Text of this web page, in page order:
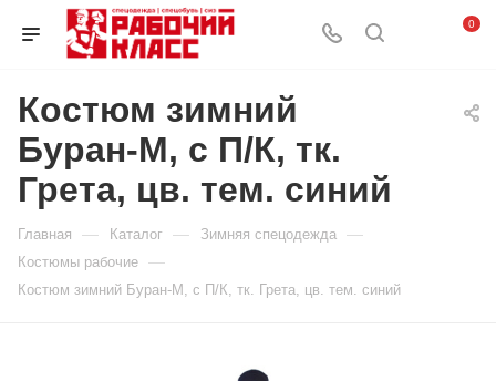
0
Костюм зимний
Буран-М, с П/К, тк.
Грета, цв. тем. синий
Главная — Каталог — Зимняя спецодежда —
Костюмы рабочие —
Костюм зимний Буран-М, с П/К, тк. Грета, цв. тем. синий